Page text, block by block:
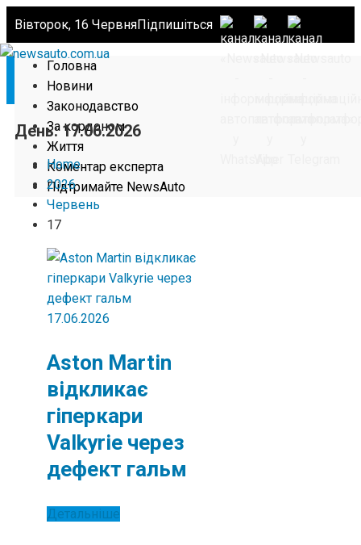
Вівторок, 16 ЧервняПідпишіться
Головна
Новини
Законодавство
За кордоном
Життя
Коментар експерта
Підтримайте NewsAuto
День:17.06.2026
Home
2026
Червень
17
17.06.2026
Aston Martin
відкликає
гіперкари
Valkyrie через
дефект гальм
Детальніше